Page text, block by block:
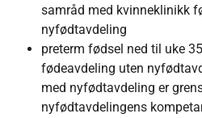
samråd med kvinneklinikk
nyfødtavdeling
preterm fødsel ned til uke
fødeavdeling uten
med nyfødtavdeling er
nyfødtavdelingens